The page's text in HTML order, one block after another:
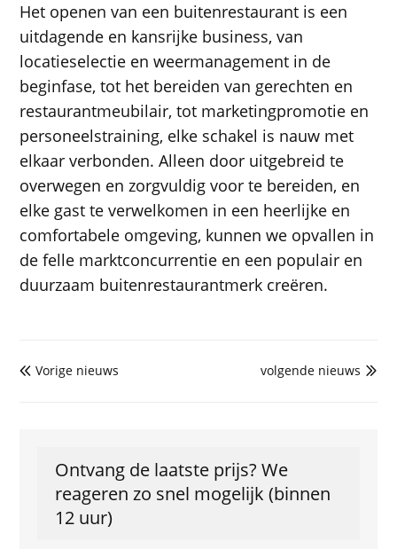
Het openen van een buitenrestaurant is een
uitdagende en kansrijke business, van
locatieselectie en weermanagement in de
beginfase, tot het bereiden van gerechten en
restaurantmeubilair, tot marketingpromotie en
personeelstraining, elke schakel is nauw met
elkaar verbonden. Alleen door uitgebreid te
overwegen en zorgvuldig voor te bereiden, en
elke gast te verwelkomen in een heerlijke en
comfortabele omgeving, kunnen we opvallen in
de felle marktconcurrentie en een populair en
duurzaam buitenrestaurantmerk creëren.
 Vorige nieuws 
volgende nieuws
Ontvang de laatste prijs? We
reageren zo snel mogelijk (binnen
12 uur)